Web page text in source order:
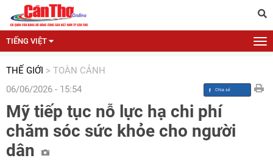
TIẾNG VIỆT
THẾ GIỚI > TOÀN CẢNH
06/06/2026 - 15:54
Mỹ tiếp tục nỗ lực hạ chi phí
chăm sóc sức khỏe cho người
dân